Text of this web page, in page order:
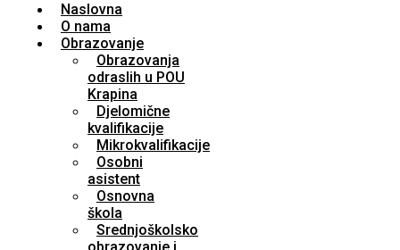
Naslovna
O nama
Obrazovanje
Obrazovanja
odraslih u POU
Krapina
Djelomične
kvalifikacije
Mikrokvalifikacije
Osobni
asistent
Osnovna
škola
Srednjoškolsko